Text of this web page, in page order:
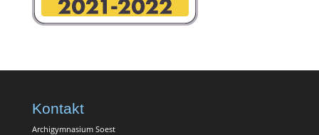
Kontakt
Archigymnasium Soest